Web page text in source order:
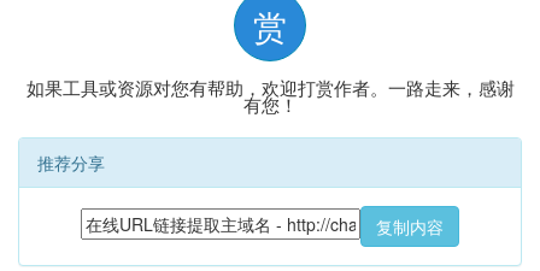
赏
如果工具或资源对您有帮助，欢迎打赏作者。一路走来，感谢
有您！
推荐分享
复制内容